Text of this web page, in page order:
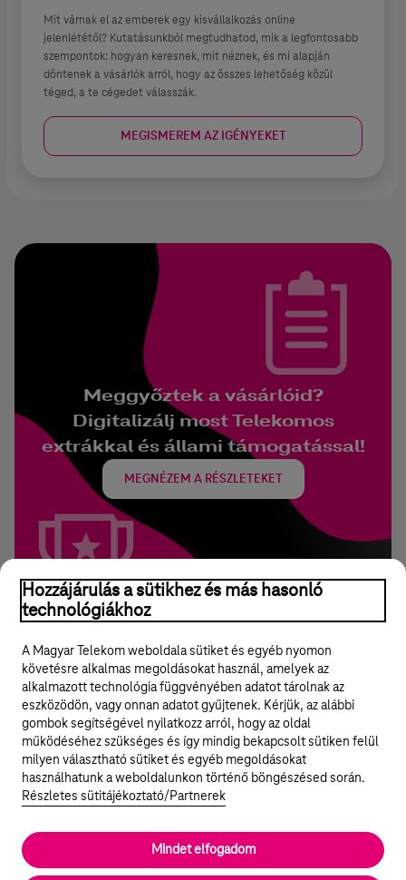
Mit várnak el az emberek egy kisvállalkozás online
jelenlététől? Kutatásunkból megtudhatod, mik a legfontosabb
szempontok: hogyan keresnek, mit néznek, és mi alapján
döntenek a vásárlók arról, hogy az összes lehetőség közül
téged, a te cégedet válasszák.
MEGISMEREM AZ IGÉNYEKET
Meggyőztek a vásárlóid?
Digitalizálj most Telekomos
extrákkal és állami támogatással!
MEGNÉZEM A RÉSZLETEKET
Legyél a Hello Biznisz közösség tagja!
REGISZTRÁLOK/BELÉPEK
© 2024 Magyar Telekom Nyrt.
Hozzájárulás a sütikhez és más hasonló
technológiákhoz
A Magyar Telekom weboldala sütiket és egyéb nyomon
követésre alkalmas megoldásokat használ, amelyek az
alkalmazott technológia függvényében adatot tárolnak az
eszközödön, vagy onnan adatot gyűjtenek. Kérjük, az alábbi
gombok segítségével nyilatkozz arról, hogy az oldal
működéséhez szükséges és így mindig bekapcsolt sütiken felül
milyen választható sütiket és egyéb megoldásokat
használhatunk a weboldalunkon történő böngészésed során.
Részletes sütitájékoztató/Partnerek
Mindet elfogadom